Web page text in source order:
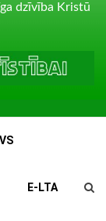
dzīvība Kristū
E-LTA